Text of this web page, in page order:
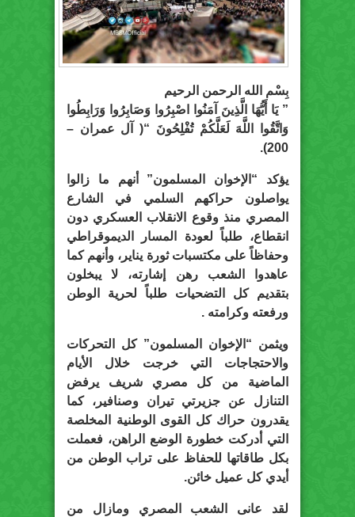
بِسْم الله الرحمن الرحيم
” يَا أَيُّهَا الَّذِينَ آمَنُوا اصْبِرُوا وَصَابِرُوا وَرَابِطُوا
وَاتَّقُوا اللَّهَ لَعَلَّكُمْ تُفْلِحُونَ “( آل عمران –
200).
يؤكد “الإخوان المسلمون” أنهم ما زالوا
يواصلون حراكهم السلمي في الشارع
المصري منذ وقوع الانقلاب العسكري دون
انقطاع، طلباً لعودة المسار الديموقراطي
وحفاظاً على مكتسبات ثورة يناير، وأنهم كما
عاهدوا الشعب رهن إشارته، لا يبخلون
بتقديم كل التضحيات طلباً لحرية الوطن
ورفعته وكرامته .
ويثمن “الإخوان المسلمون” كل التحركات
والاحتجاجات التي خرجت خلال الأيام
الماضية من كل مصري شريف يرفض
التنازل عن جزيرتي تيران وصنافير، كما
يقدرون حراك كل القوى الوطنية المخلصة
التي أدركت خطورة الوضع الراهن، فعملت
بكل طاقاتها للحفاظ على تراب الوطن من
أيدي كل عميل خائن.
لقد عانى الشعب المصري ومازال من